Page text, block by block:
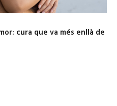
cura que va més enllà de